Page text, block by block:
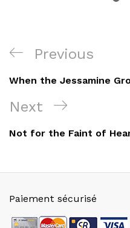
Navigation
de
l’article
Previous
Post
Previous
When the Jessamine
Next
Post
Next
Not for the Faint of
Paiement sécurisé